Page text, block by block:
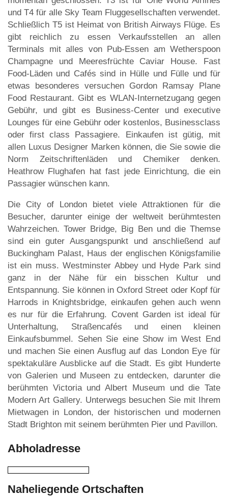
und T4 für alle Sky Team Fluggesellschaften verwendet.
Schließlich T5 ist Heimat von British Airways Flüge. Es
gibt reichlich zu essen Verkaufsstellen an allen
Terminals mit alles von Pub-Essen am Wetherspoon
Champagne und Meeresfrüchte Caviar House. Fast
Food-Läden und Cafés sind in Hülle und Fülle und für
etwas besonderes versuchen Gordon Ramsay Plane
Food Restaurant. Gibt es WLAN-Internetzugang gegen
Gebühr, und gibt es Business-Center und executive
Lounges für eine Gebühr oder kostenlos, Businessclass
oder first class Passagiere. Einkaufen ist gütig, mit
allen Luxus Designer Marken können, die Sie sowie die
Norm Zeitschriftenläden und Chemiker denken.
Heathrow Flughafen hat fast jede Einrichtung, die ein
Passagier wünschen kann.
Die City of London bietet viele Attraktionen für die
Besucher, darunter einige der weltweit berühmtesten
Wahrzeichen. Tower Bridge, Big Ben und die Themse
sind ein guter Ausgangspunkt und anschließend auf
Buckingham Palast, Haus der englischen Königsfamilie
ist ein muss. Westminster Abbey und Hyde Park sind
ganz in der Nähe für ein bisschen Kultur und
Entspannung. Sie können in Oxford Street oder Kopf für
Harrods in Knightsbridge, einkaufen gehen auch wenn
es nur für die Erfahrung. Covent Garden ist ideal für
Unterhaltung, Straßencafés und einen kleinen
Einkaufsbummel. Sehen Sie eine Show im West End
und machen Sie einen Ausflug auf das London Eye für
spektakuläre Ausblicke auf die Stadt. Es gibt Hunderte
von Galerien und Museen zu entdecken, darunter die
berühmten Victoria und Albert Museum und die Tate
Modern Art Gallery. Unterwegs besuchen Sie mit Ihrem
Mietwagen in London, der historischen und modernen
Stadt Brighton mit seinem berühmten Pier und Pavillon.
Abholadresse
Naheliegende Ortschaften